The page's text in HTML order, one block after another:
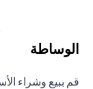
الوساطة
قم ببيع وشراء